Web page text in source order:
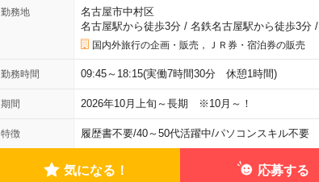
勤務地
名古屋市中村区
名古屋駅から徒歩3分/ 名鉄名古屋駅から徒歩3分/
国内外旅行の企画・販売，ＪＲ券・宿泊券の販売
勤務時間 09:45～18:15(実働7時間30分 休憩1時間)
期間 2026年10月上旬～長期 ※10月～！
特徴 履歴書不要/40～50代活躍中/パソコンスキル不要
気になる！ 応募する